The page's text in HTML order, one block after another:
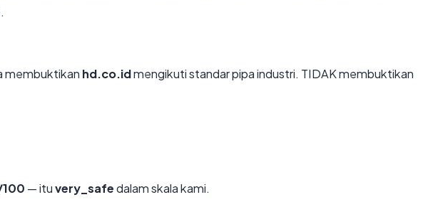
membuktikan hd.co.idmengikuti standar pipa industri. TIDAK membuktikan
— ituvery_safedalam skala kami.